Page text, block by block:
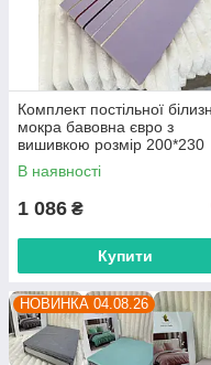
Комплект постільної
мокра бавовна євро з
вишивкою розмір 200*230
(мікс) "HONEY" недорого
прямого постачальника
В наявності
1 086 ₴
Купити
НОВИНКА 04.08.26